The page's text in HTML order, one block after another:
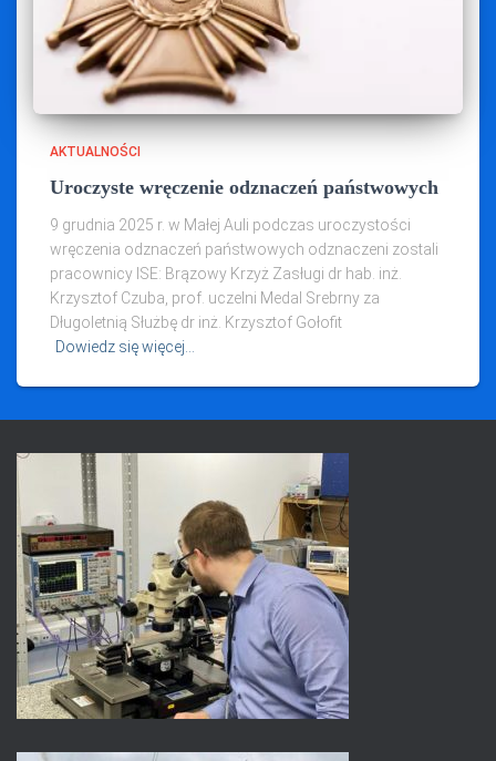
AKTUALNOŚCI
Uroczyste wręczenie odznaczeń państwowych
9 grudnia 2025 r. w Małej Auli podczas uroczystości
wręczenia odznaczeń państwowych odznaczeni zostali
pracownicy ISE: Brązowy Krzyż Zasługi dr hab. inż.
Krzysztof Czuba, prof. uczelni Medal Srebrny za
Długoletnią Służbę dr inż. Krzysztof Gołofit
Dowiedz się więcej…